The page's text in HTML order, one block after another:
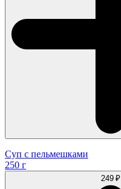
Суп с пельмешками
250 г
249 ₽